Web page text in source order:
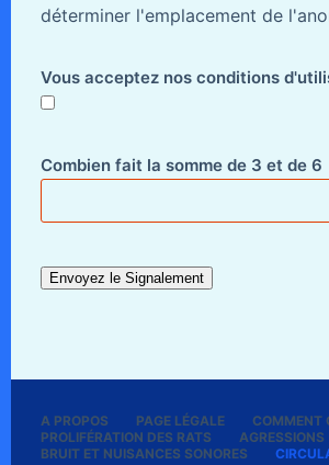
déterminer l'emplacement de
Vous acceptez nos conditions
Combien fait la somme de 3 et de 6
A PROPOS PAGE LÉGALE COMMENT
PROLIFÉRATION DES RATS
AGRESSIONS
BRUIT ET NUISANCES SONORES